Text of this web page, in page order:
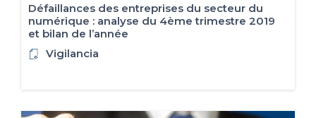
Défaillances des entreprises du secteur du
numérique : analyse du 4ème trimestre 2019
et bilan de l’année
Vigilancia